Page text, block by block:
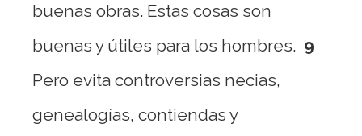
buenas obras. Estas cosas son
buenas y útiles para los hombres. 9
Pero evita controversias necias,
genealogías, contiendas y